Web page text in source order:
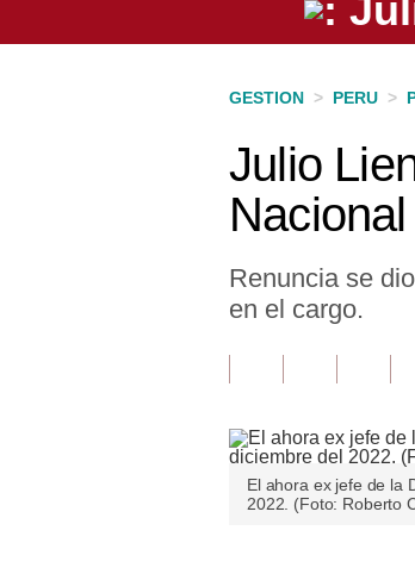
Perú
GESTION > PERU >
Julio
Renuncia se
en el cargo.
El ahora ex jefe de la
2022. (Foto: Roberto